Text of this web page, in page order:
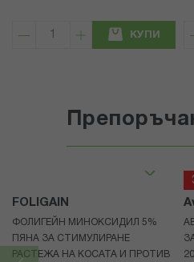
КУПИ
FOLIGAIN
ФОЛИГЕЙН МИНОКСИДИЛ 5%
ПЯНА ЗА СТИМУЛИРАНЕ
РАСТЕЖА НА КОСАТА И ПРОТИВ